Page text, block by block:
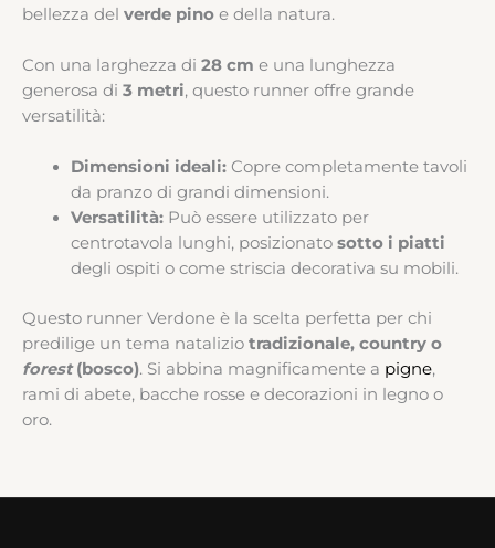
bellezza del verde pino e della natura.
Con una larghezza di 28 cm e una lunghezza
generosa di 3 metri, questo runner offre grande
versatilità:
Dimensioni ideali:Copre completamente tavoli
da pranzo di grandi dimensioni.
Versatilità:Può essere utilizzato per
centrotavola lunghi, posizionato sotto i piatti
degli ospiti o come striscia decorativa su mobili.
Questo runner Verdone è la scelta perfetta per chi
predilige un tema natalizio tradizionale, country o
forest(bosco). Si abbina magnificamente a pigne,
rami di abete, bacche rosse e decorazioni in legno o
oro.